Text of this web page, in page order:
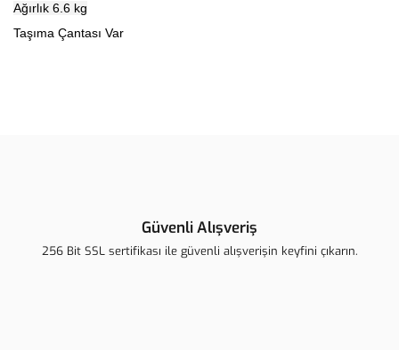
Ağırlık 6.6 kg
Taşıma Çantası Var
Ürün açıklamasında eksik bilgiler bulunuyor.
Güvenli Alışveriş
256 Bit SSL sertifikası ile güvenli alışverişin keyfini çıkarın.